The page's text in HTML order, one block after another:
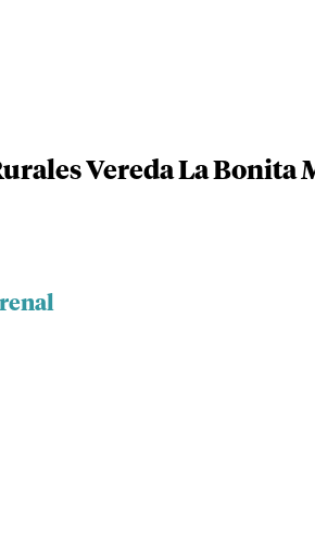
Vereda La Bonita